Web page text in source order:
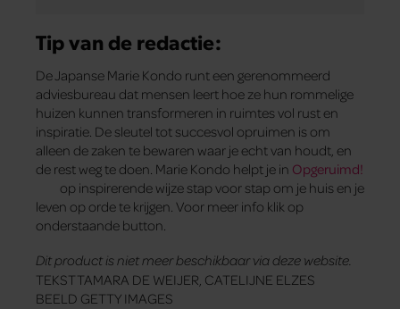
Tip van de redactie:
De Japanse Marie Kondo runt een gerenommeerd
adviesbureau dat mensen leert hoe ze hun rommelige
huizen kunnen transformeren in ruimtes vol rust en
inspiratie. De sleutel tot succesvol opruimen is om
alleen de zaken te bewaren waar je echt van houdt, en
de rest weg te doen. Marie Kondo helpt je in Opgeruimd!
op inspirerende wijze stap voor stap om je huis en je
leven op orde te krijgen. Voor meer info klik op
onderstaande button.
Dit product is niet meer beschikbaar via deze website.
TEKST TAMARA DE WEIJER, CATELIJNE ELZES
BEELD GETTY IMAGES